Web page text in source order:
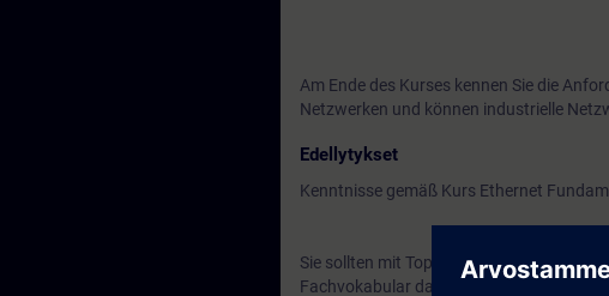
Am Ende des Kurses kennen Sie die
Netzwerken und können industrielle
Edellytykset
Kenntnisse gemäß Kurs Ethernet
Sie sollten mit Topologien,
Fachvokabular dazu verstehen. Darüber